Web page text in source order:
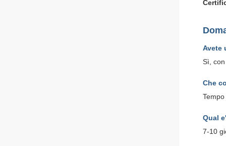
Avete
Sì,
Che
Qual
7-10